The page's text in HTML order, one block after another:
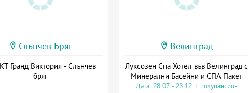
Слънчев Бряг
Гранд Виктория - Слънчев
бряг
Велинград
Луксозен Спа Хотел във Велинград с
Минерални Басейни и СПА Пакет
Дата: 28.07 - 23.12 + полупансион